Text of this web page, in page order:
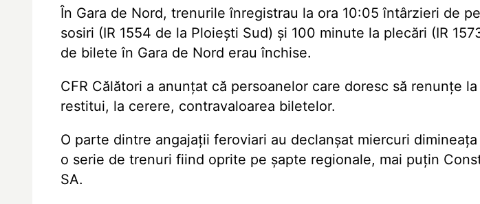
În Gara de Nord, trenurile înregistrau la ora 10:05 întârzieri de
sosiri (IR 1554 de la Ploiești Sud) și 100 minute la plecări (IR
de bilete în Gara de Nord erau închise.
CFR Călători a anunțat că persoanelor care doresc să renunțe
restitui, la cerere, contravaloarea biletelor.
O parte dintre angajații feroviari au declanșat miercuri
o serie de trenuri fiind oprite pe șapte regionale, mai puțin
SA.